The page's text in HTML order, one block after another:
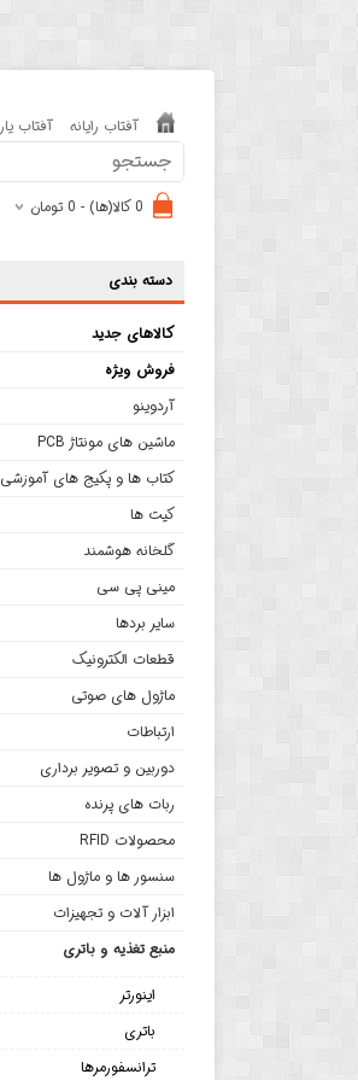
آفتاب رایانه آفتاب یار
0 کالا(ها) - 0 تومان
دسته بندی
کالاهای جدید
فروش ویژه
آردوینو
ماشین های مونتاژ PCB
کتاب ها و پکیج های آموزشی
کیت ها
گلخانه هوشمند
مینی پی سی
سایر بردها
قطعات الکترونیک
ماژول های صوتی
ارتباطات
دوربین و تصویر برداری
ربات های پرنده
محصولات RFID
سنسور ها و ماژول ها
ابزار آلات و تجهیزات
منبع تغذیه و باتری
اینورتر
باتری
ترانسفورمرها